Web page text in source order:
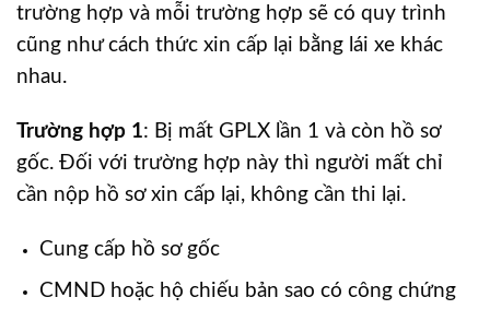
trường hợp và mỗi trường hợp sẽ có quy trình
cũng như cách thức xin cấp lại bằng lái xe khác
nhau.
Trường hợp 1: Bị mất GPLX lần 1 và còn hồ sơ
gốc. Đối với trường hợp này thì người mất chỉ
cần nộp hồ sơ xin cấp lại, không cần thi lại.
Cung cấp hồ sơ gốc
CMND hoặc hộ chiếu bản sao có công chứng